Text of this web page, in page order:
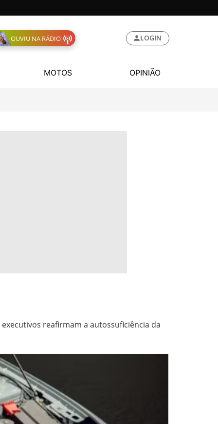
OUVIU NA RÁDIO LOGIN
MOTOS OPINIÃO
reafirmam a autossuficiência da